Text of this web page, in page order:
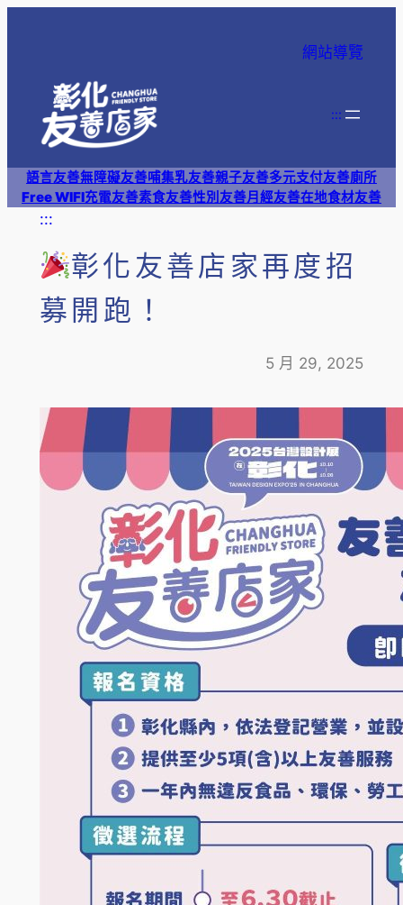
網站導覽
:::
語言友善無障礙友善哺集乳友善親子友善多元支付友善廁所
Free WIFI充電友善素食友善性別友善月經友善在地食材友善
:::
彰化友善店家再度招
募開跑！
5 月 29, 2025